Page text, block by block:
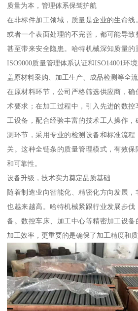
质量为本，管理体系保驾护航
在非标件加工领域，质量是企业的生命线
或者一个表面处理的不完善，都可能导致
甚至带来安全隐患。哈特机械深知质量的
ISO9000质量管理体系认证和ISO14001环
盖原材料采购、加工生产、成品检测等全
在原材料环节，公司严格筛选供应商，
术要求；在加工过程中，引入先进的数
工设备，配合经验丰富的技术工人操作
测环节，采用专业的检测设备和标准流
关。这种全链条的质量管理模式，有效
和可靠性。
设备升级，技术实力奠定品质基础
随着制造业向智能化、精密化方向发展
也越来越高。哈特机械紧跟行业发展步
备。数控车床、加工中心等精密加工设备
加工效率，更重要的是确保了加工精度和质